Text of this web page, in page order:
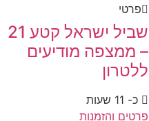
פרטי
שביל ישראל קטע 21
– ממצפה מודיעים
ללטרון
כ- 11 שעות
פרטים והזמנות